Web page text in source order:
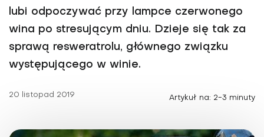
lubi odpoczywać przy lampce czerwonego
wina po stresującym dniu. Dzieje się tak za
sprawą resweratrolu, głównego związku
występującego w winie.
20 listopad 2019 Artykuł na: 2-3 minuty